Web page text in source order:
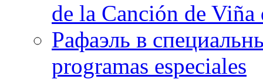
de la Canción de
Рафаэль в
programas especiales